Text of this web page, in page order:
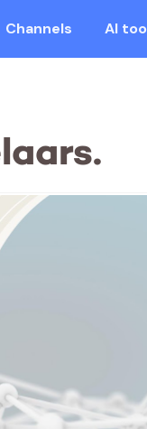
Channels AI